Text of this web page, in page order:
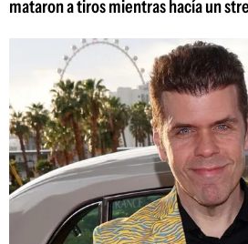
mataron a tiros mientras hacía un